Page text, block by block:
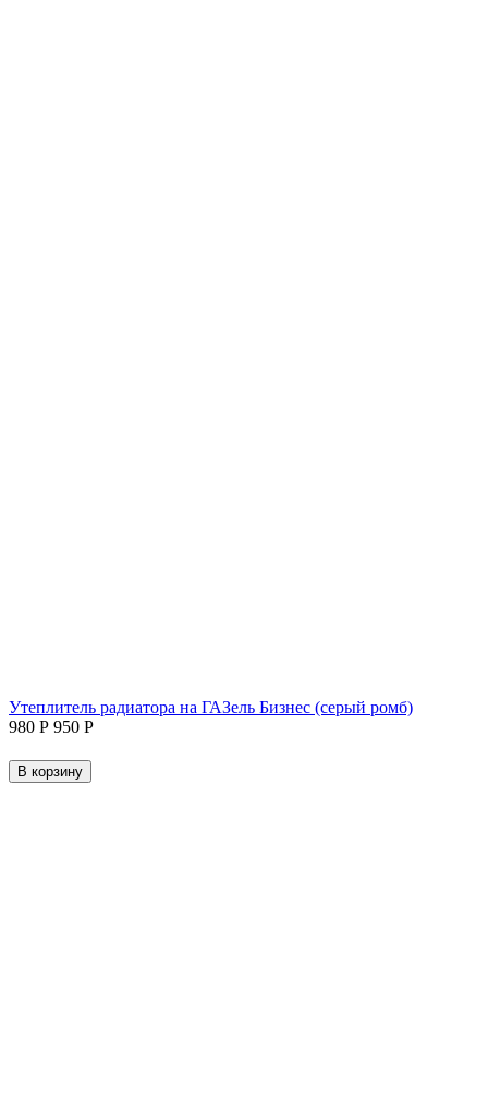
Утеплитель радиатора на ГАЗель Бизнес (серый ромб)
‍980‍ Р ‍950‍ Р
В корзину